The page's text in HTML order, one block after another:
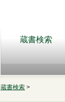
蔵書検索
蔵書検索 >